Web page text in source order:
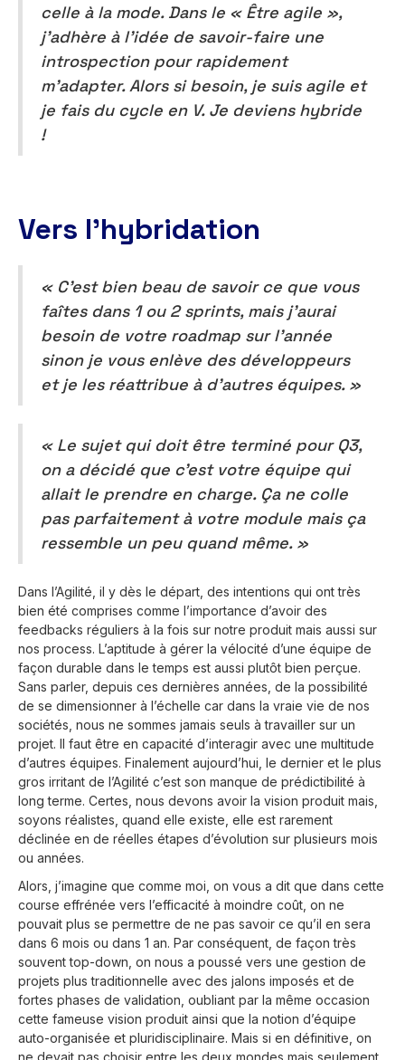
celle à la mode. Dans le « Être agile »,
j’adhère à l’idée de savoir-faire une
introspection pour rapidement
m’adapter. Alors si besoin, je suis agile et
je fais du cycle en V. Je deviens hybride
!
Vers l’hybridation
« C’est bien beau de savoir ce que vous
faîtes dans 1 ou 2 sprints, mais j’aurai
besoin de votre roadmap sur l’année
sinon je vous enlève des développeurs
et je les réattribue à d’autres équipes. »
« Le sujet qui doit être terminé pour Q3,
on a décidé que c’est votre équipe qui
allait le prendre en charge. Ça ne colle
pas parfaitement à votre module mais ça
ressemble un peu quand même. »
Dans l’Agilité, il y dès le départ, des intentions qui ont très
bien été comprises comme l’importance d’avoir des
feedbacks réguliers à la fois sur notre produit mais aussi sur
nos process. L’aptitude à gérer la vélocité d’une équipe de
façon durable dans le temps est aussi plutôt bien perçue.
Sans parler, depuis ces dernières années, de la possibilité
de se dimensionner à l’échelle car dans la vraie vie de nos
sociétés, nous ne sommes jamais seuls à travailler sur un
projet. Il faut être en capacité d’interagir avec une multitude
d’autres équipes. Finalement aujourd’hui, le dernier et le plus
gros irritant de l’Agilité c’est son manque de prédictibilité à
long terme. Certes, nous devons avoir la vision produit mais,
soyons réalistes, quand elle existe, elle est rarement
déclinée en de réelles étapes d’évolution sur plusieurs mois
ou années.
Alors, j’imagine que comme moi, on vous a dit que dans cette
course effrénée vers l’efficacité à moindre coût, on ne
pouvait plus se permettre de ne pas savoir ce qu’il en sera
dans 6 mois ou dans 1 an. Par conséquent, de façon très
souvent top-down, on nous a poussé vers une gestion de
projets plus traditionnelle avec des jalons imposés et de
fortes phases de validation, oubliant par la même occasion
cette fameuse vision produit ainsi que la notion d’équipe
auto-organisée et pluridisciplinaire. Mais si en définitive, on